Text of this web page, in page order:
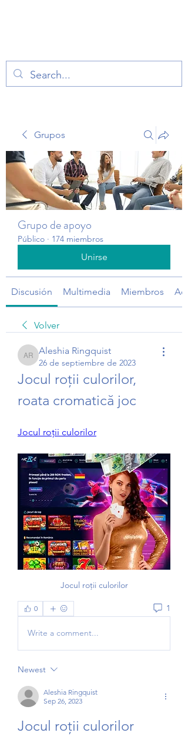
Grupos
Grupo de apoyo
Público · 174 miembros
Unirse
Discusión Multimedia Miembros
Volver
Aleshia Ringquist
Aleshia Ringquist
26 de septiembre de 2023
Jocul roții culorilor,
roata cromatică joc
Jocul roții culorilor
Jocul roții culorilor
0 1
Write a comment...
Newest
Aleshia Ringquist
Sep 26, 2023
Jocul roții culorilor